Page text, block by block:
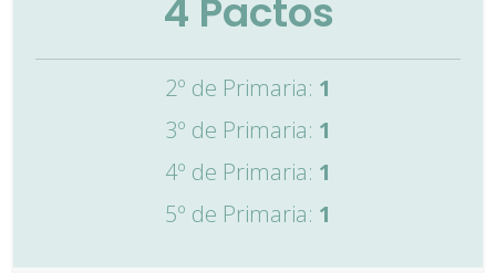
4 Pactos
2º de Primaria: 1
3º de Primaria: 1
4º de Primaria: 1
5º de Primaria: 1